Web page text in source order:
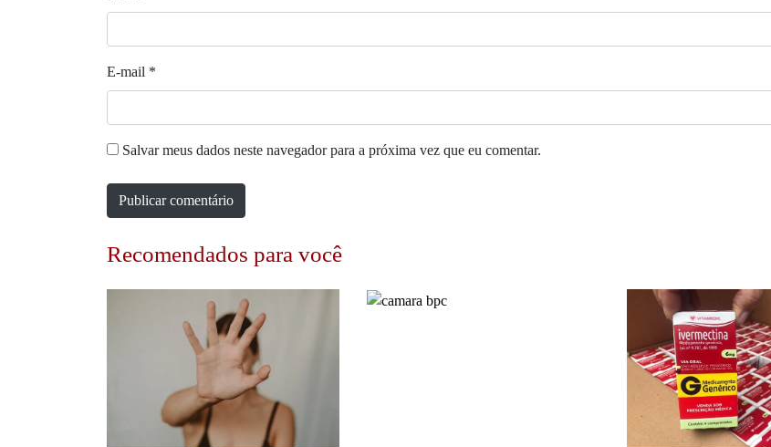
E-mail *
Salvar meus dados neste navegador para a próxima vez que eu comentar.
Recomendados para você